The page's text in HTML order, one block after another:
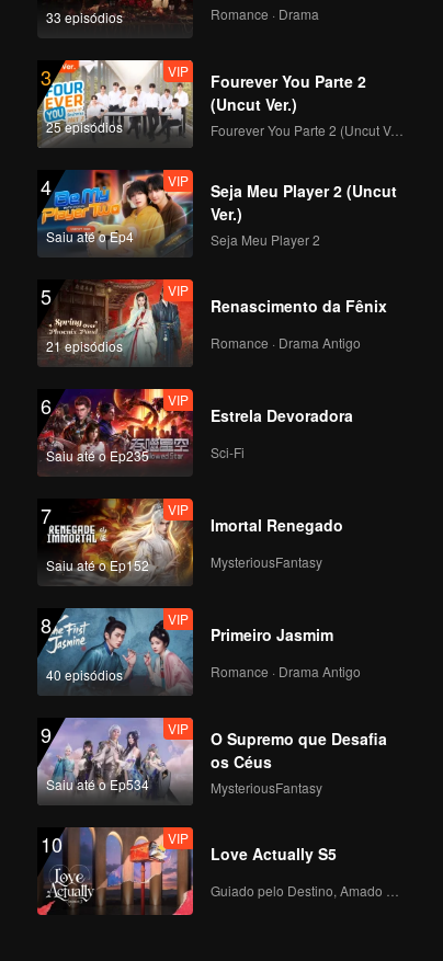
33 episódios Romance · Drama
3
25 episódios
VIP
Fourever You Parte 2
(Uncut Ver.)
Fourever You Parte 2 (Uncut Ver.)
4
Saiu até o Ep4
VIP
Seja Meu Player 2 (Uncut
Ver.)
Seja Meu Player 2
5
21 episódios
VIP
Renascimento da Fênix
Romance · Drama Antigo
6
Saiu até o Ep235
VIP
Estrela Devoradora
Sci-Fi
7
Saiu até o Ep152
VIP
Imortal Renegado
MysteriousFantasy
8
40 episódios
VIP
Primeiro Jasmim
Romance · Drama Antigo
9
Saiu até o Ep534
VIP
O Supremo que Desafia
os Céus
MysteriousFantasy
10 VIP
Love Actually S5